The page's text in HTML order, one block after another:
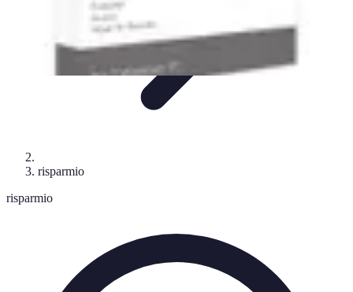
risparmio
risparmio